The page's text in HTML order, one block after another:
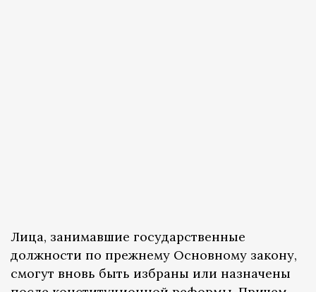
Лица, занимавшие государственные
должности по прежнему Основному закону,
смогут вновь быть избраны или назначены